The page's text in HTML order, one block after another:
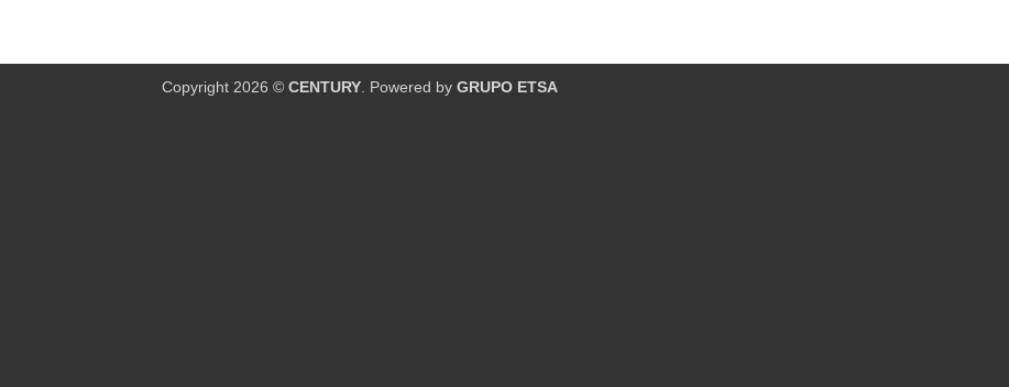
Copyright 2026 © CENTURY . Powered by GRUPO ETSA